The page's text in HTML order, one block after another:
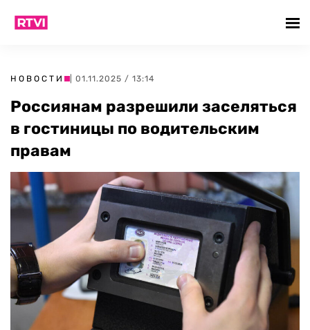
НОВОСТИ | 01.11.2025 / 13:14
Россиянам разрешили заселяться
в гостиницы по водительским
правам